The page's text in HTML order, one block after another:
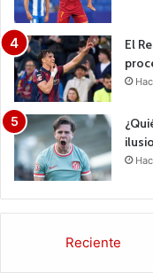
El
Reciente